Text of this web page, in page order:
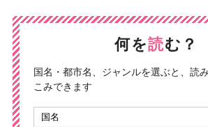
何を読む？
国名・都市名、ジャンルを選ぶと、読
こみできます